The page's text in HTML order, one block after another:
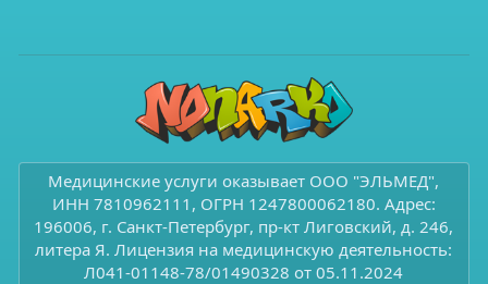
Медицинские услуги оказывает ООО "ЭЛЬМЕД",
ИНН 7810962111, ОГРН 1247800062180. Адрес:
196006, г. Санкт-Петербург, пр-кт Лиговский, д. 246,
литера Я. Лицензия на медицинскую деятельность:
Л041-01148-78/01490328 от 05.11.2024